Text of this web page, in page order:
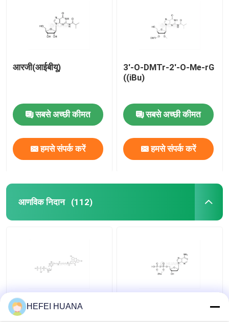
आरजी(आईबीयू)
सबसे अच्छी कीमत
हमसे संपर्क करें
3'-O-DMTr-2'-O-Me-rG
((iBu)
सबसे अच्छी कीमत
हमसे संपर्क करें
आणविक निदान (112)
फ्लोरोसेइन-12-डीयूटीपी 1
एमएम सोडियम समाधान
HEFEI HUANA